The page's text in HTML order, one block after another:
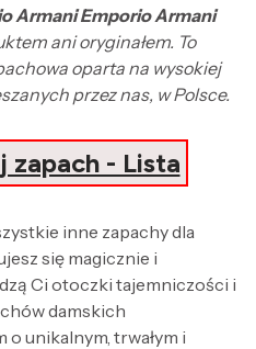
Armani Emporio Armani
ani oryginałem. To
oparta na wysokiej
przez nas, w Polsce.
zapach - Lista
inne zapachy dla
się magicznie i
Ci otoczki tajemniczości i
damskich
unikalnym, trwałym i